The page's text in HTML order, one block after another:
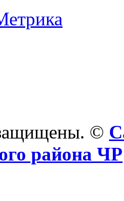
©
района ЧР